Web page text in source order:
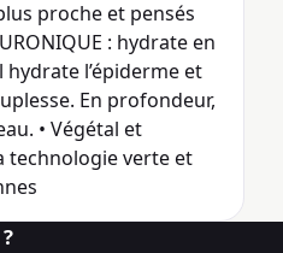
proche et pensés
: hydrate en
l’épiderme et
En profondeur,
• Végétal et
technologie verte et